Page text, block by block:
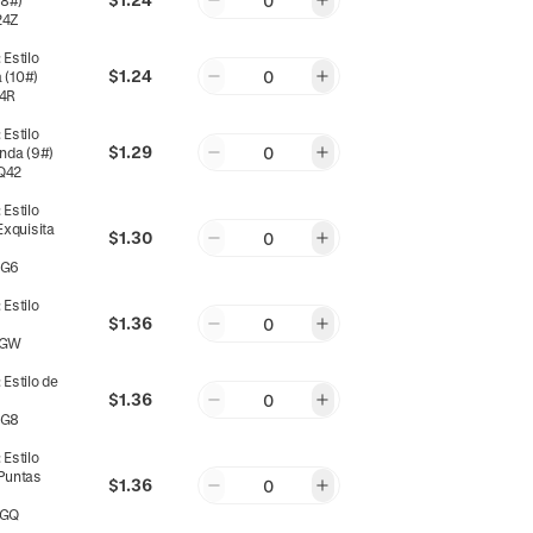
Estilo
(10#)
$1.24 0
Estilo
(9#)
$1.29 0
Estilo
$1.30 0
Estilo
$1.36 0
Estilo de
$1.36 0
Estilo
$1.36 0